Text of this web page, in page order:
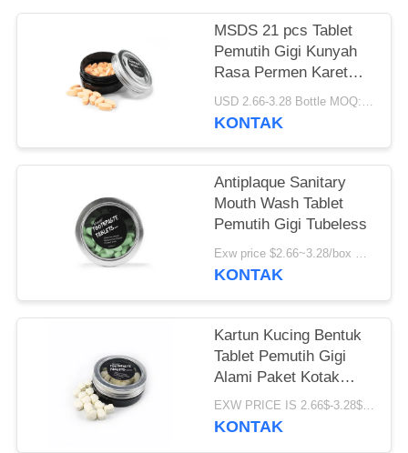
MSDS 21 pcs Tablet
Pemutih Gigi Kunyah
Rasa Permen Karet
Degradable
USD 2.66-3.28 Bottle MOQ:150 Botol
KONTAK
Antiplaque Sanitary
Mouth Wash Tablet
Pemutih Gigi Tubeless
Exw price $2.66~3.28/box MOQ:5000 kotak
KONTAK
Kartun Kucing Bentuk
Tablet Pemutih Gigi
Alami Paket Kotak
Nafas Segar
EXW PRICE IS 2.66$-3.28$/BOTTLE MOQ:60 pcs * 100 kotak
KONTAK